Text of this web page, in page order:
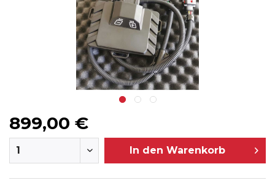
899,00 €
In den Warenkorb